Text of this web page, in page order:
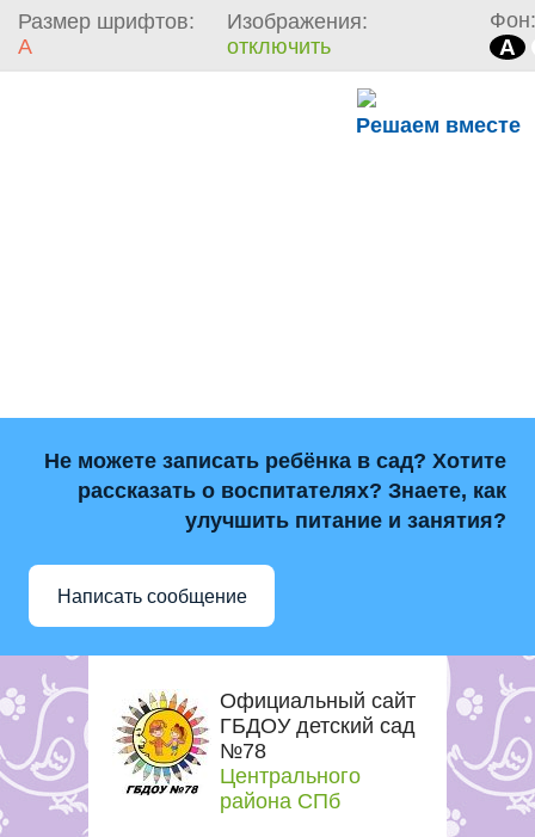
Размер шрифтов:
A
Изображения:
отключить
Фон:
A
Решаем вместе
Не можете записать ребёнка в сад? Хотите
рассказать о воспитателях? Знаете, как
улучшить питание и занятия?
Написать сообщение
Официальный сайт
ГБДОУ детский сад
№78
Центрального
района СПб